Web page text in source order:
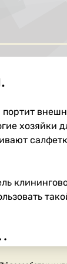
хозяйки